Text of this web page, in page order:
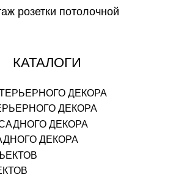
розетки потолочной
КАТАЛОГИ
ДЕКОРА
ДЕКОРА